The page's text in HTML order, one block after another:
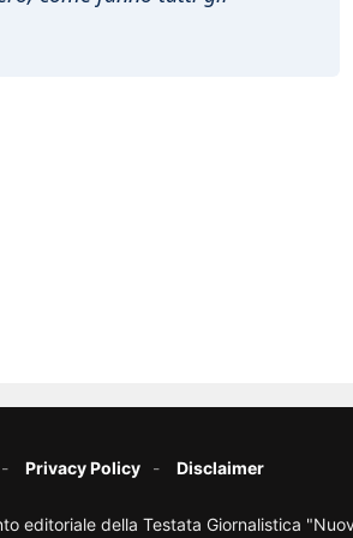
Privacy Policy Disclaimer
editoriale della Testata Giornalistica